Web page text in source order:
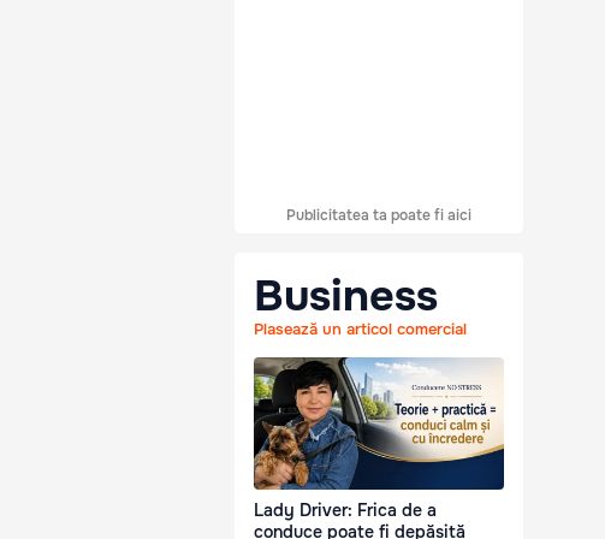
Publicitatea ta poate fi aici
Business
Plasează un articol comercial
Lady Driver: Frica de a
conduce poate fi depășită